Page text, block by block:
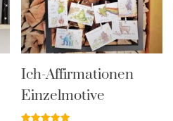
Ich-Affirmationen
Einzelmotive